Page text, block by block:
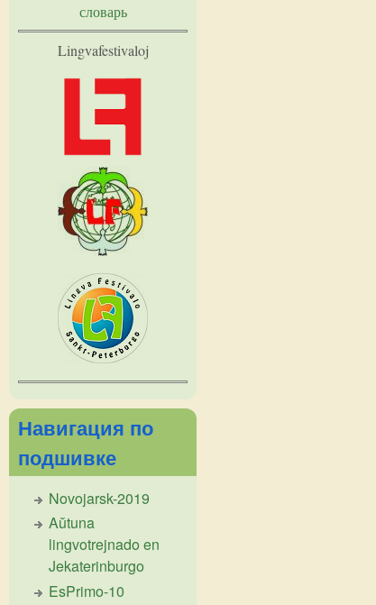
словарь
Lingvafestivaloj
Навигация по
подшивке
Novojarsk-2019
Aŭtuna
lingvotrejnado en
Jekaterinburgo
EsPrimo-10